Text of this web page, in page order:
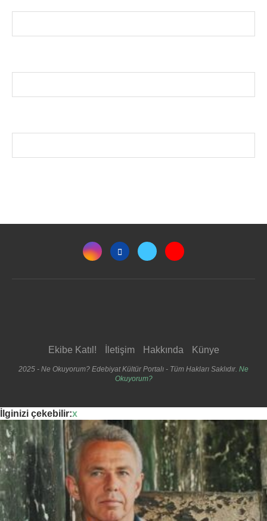
Ekibe Katıl! İletişim Hakkında Künye
2025 - Ne Okuyorum? Edebiyat Kültür Portalı - Tüm Hakları Saklıdır. Ne
Okuyorum?
İlginizi çekebilir:x